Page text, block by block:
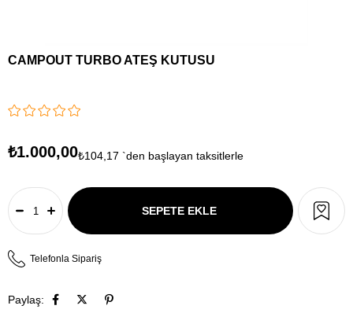
CAMPOUT TURBO ATEŞ KUTUSU
₺1.000,00₺104,17 `den başlayan taksitlerle
Telefonla Sipariş
Paylaş: